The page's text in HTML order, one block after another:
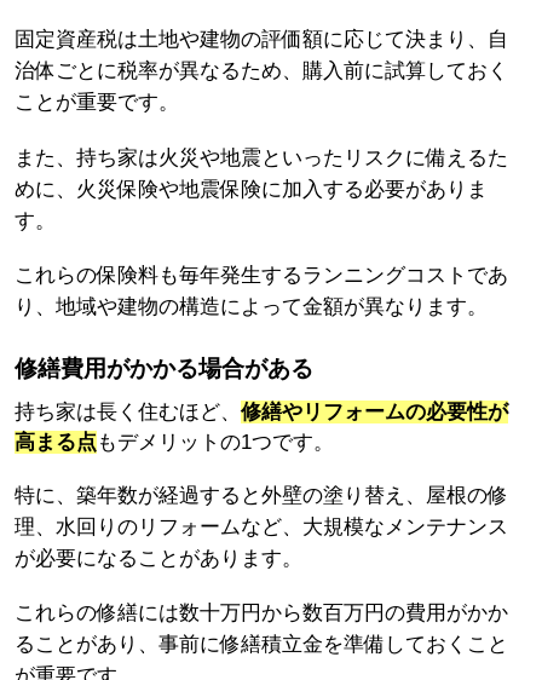
固定資産税は土地や建物の評価額に応じて決まり、自
治体ごとに税率が異なるため、購入前に試算しておく
ことが重要です。
また、持ち家は火災や地震といったリスクに備えるた
めに、火災保険や地震保険に加入する必要がありま
す。
これらの保険料も毎年発生するランニングコストであ
り、地域や建物の構造によって金額が異なります。
修繕費用がかかる場合がある
持ち家は長く住むほど、 修繕やリフォームの必要性が
高まる点 もデメリットの1つです。
特に、築年数が経過すると外壁の塗り替え、屋根の修
理、水回りのリフォームなど、大規模なメンテナンス
が必要になることがあります。
これらの修繕には数十万円から数百万円の費用がかか
ることがあり、事前に修繕積立金を準備しておくこと